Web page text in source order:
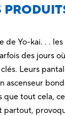
de Yo-kai. . .
des jours
Leurs
ascenseur
que tout cela,
partout,